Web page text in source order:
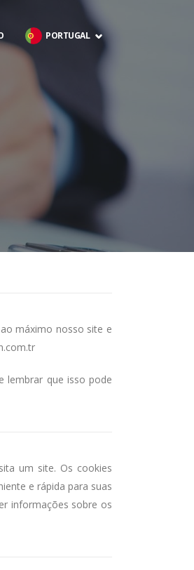
PORTUGAL
máximo nosso site e
lembrar que isso pode
um site. Os cookies
e rápida para suas
informações sobre os